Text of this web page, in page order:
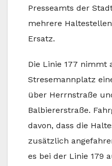
Presseamts der
mehrere
Ersatz.
Die Linie 177 nimmt
Stresemannplatz
über Herrnstraße
Balbiererstraße.
davon, dass die
zusätzlich
es bei der Linie 179